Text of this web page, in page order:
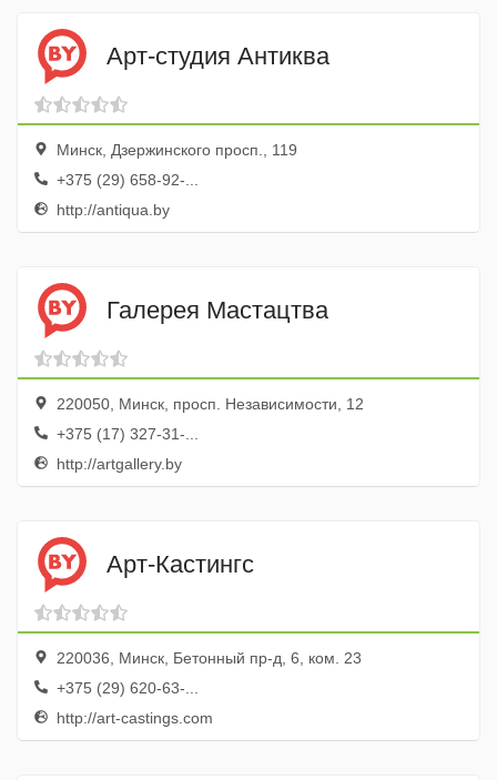
Арт-студия Антиква
Минск, Дзержинского просп., 119
+375 (29) 658-92-...
http://antiqua.by
Галерея Мастацтва
220050, Минск, просп. Независимости, 12
+375 (17) 327-31-...
http://artgallery.by
Арт-Кастингс
220036, Минск, Бетонный пр-д, 6, ком. 23
+375 (29) 620-63-...
http://art-castings.com